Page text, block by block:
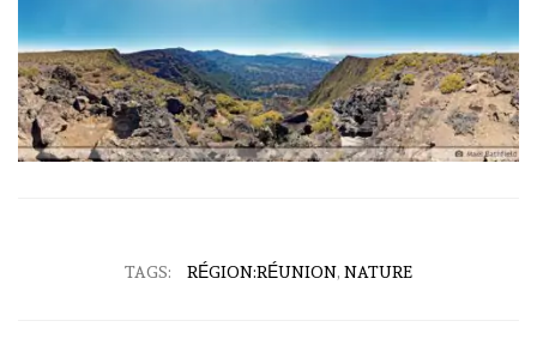
TAGS: RÉGION:RÉUNION,NATURE